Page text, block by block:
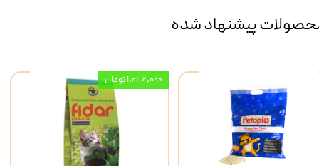
پیشنهاد شده
۱,۰۲۶,۰۰۰ تومان